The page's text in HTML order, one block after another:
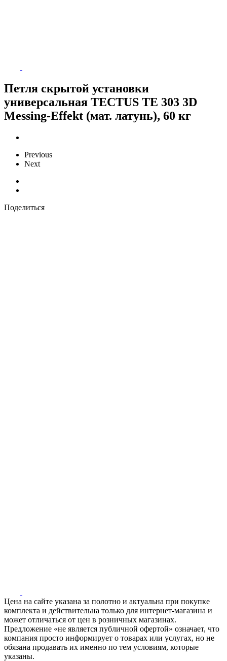
Петля скрытой установки
универсальная TECTUS TE 303 3D
Messing-Effekt (мат. латунь), 60 кг
Previous
Next
Поделиться
Цена на сайте указана за полотно и актуальна при покупке
комплекта и действительна только для интернет-магазина и
может отличаться от цен в розничных магазинах.
Предложение «не является публичной офертой» означает, что
компания просто информирует о товарах или услугах, но не
обязана продавать их именно по тем условиям, которые
указаны.